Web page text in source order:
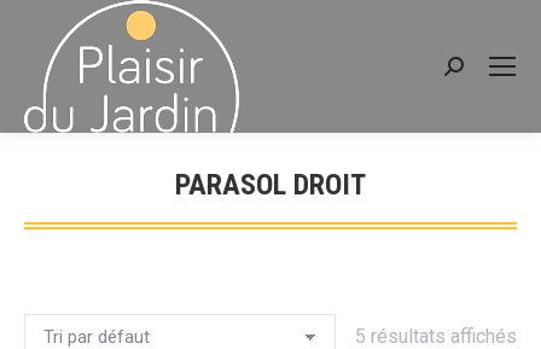
Recherche
PARASOL DROIT
Vous êtes ici :
5 résultats affichés